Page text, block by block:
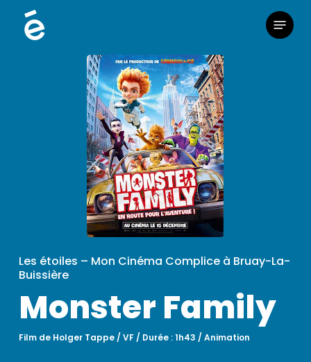
Menu
Les étoiles – Mon Cinéma Complice à Bruay-La-
Buissière
Monster Family
Film de Holger Tappe / VF / Durée : 1h43 / Animation